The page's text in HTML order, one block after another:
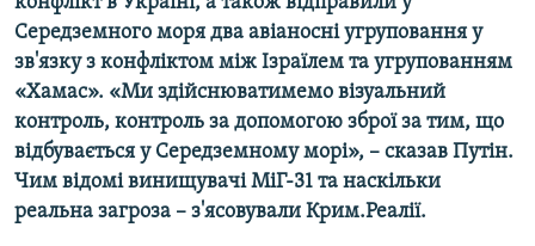
Середземного моря два авіаносні угруповання у
зв'язку з конфліктом між Ізраїлем та угрупованням
«Хамас». «Ми здійснюватимемо візуальний
контроль, контроль за допомогою зброї за тим, що
відбувається у Середземному морі», – сказав Путін.
Чим відомі винищувачі МіГ-31 та наскільки
реальна загроза – з'ясовували Крим.Реалії.